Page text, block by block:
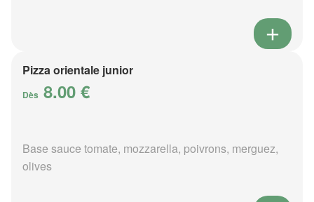
Pizza orientale junior
Dès 8.00 €
Base sauce tomate, mozzarella, poivrons, merguez,
olives